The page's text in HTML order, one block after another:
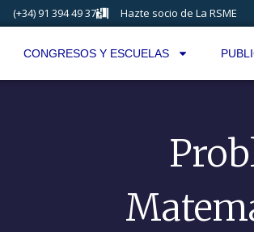
(+34) 91 394 49 37 Hazte socio de La RSME
CONGRESOS Y ESCUELAS